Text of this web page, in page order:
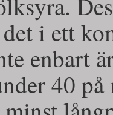
i ett
enbart
40